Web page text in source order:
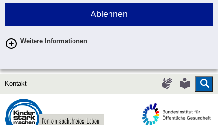
Ablehnen
Weitere Informationen
Leichte
Sprache
Kontakt
zur